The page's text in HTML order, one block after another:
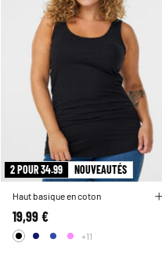
2 POUR 34.99 NOUVEAUTÉS
Haut basique en coton
19,99 €
+11